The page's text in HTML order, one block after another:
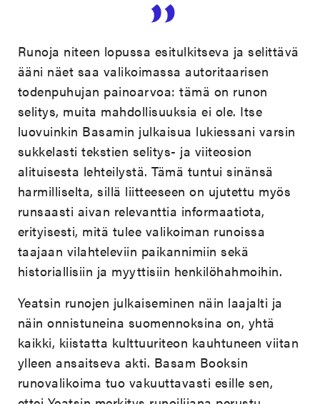
Runoja niteen lopussa esitulkitseva ja selittävä
ääni näet saa valikoimassa autoritaarisen
todenpuhujan painoarvoa: tämä on runon
selitys, muita mahdollisuuksia ei ole. Itse
luovuinkin Basamin julkaisua lukiessani varsin
sukkelasti tekstien selitys- ja viiteosion
alituisesta lehteilystä. Tämä tuntui sinänsä
harmilliselta, sillä liitteeseen on ujutettu myös
runsaasti aivan relevanttia informaatiota,
erityisesti, mitä tulee valikoiman runoissa
taajaan vilahteleviin paikannimiin sekä
historiallisiin ja myyttisiin henkilöhahmoihin.
Yeatsin runojen julkaiseminen näin laajalti ja
näin onnistuneina suomennoksina on, yhtä
kaikki, kiistatta kulttuuriteon kauhtuneen viitan
ylleen ansaitseva akti. Basam Booksin
runovalikoima tuo vakuuttavasti esille sen,